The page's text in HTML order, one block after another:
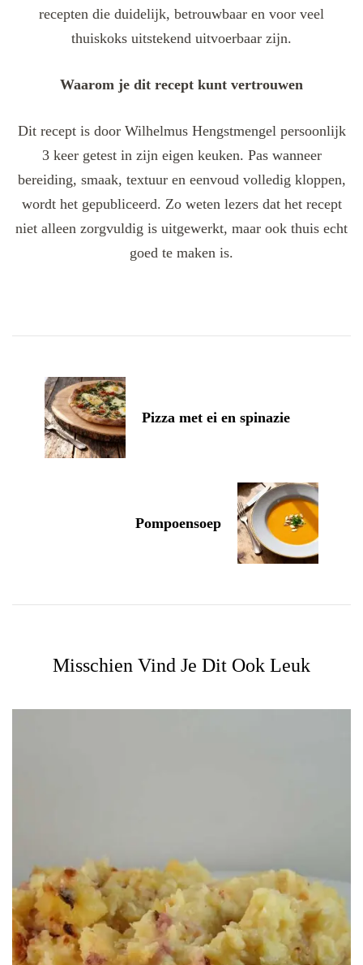
recepten die duidelijk, betrouwbaar en voor veel
thuiskoks uitstekend uitvoerbaar zijn.
Waarom je dit recept kunt vertrouwen
Dit recept is door Wilhelmus Hengstmengel persoonlijk
3 keer getest in zijn eigen keuken. Pas wanneer
bereiding, smaak, textuur en eenvoud volledig kloppen,
wordt het gepubliceerd. Zo weten lezers dat het recept
niet alleen zorgvuldig is uitgewerkt, maar ook thuis echt
goed te maken is.
Navigation
Pizza met ei en spinazie
Pompoensoep
Misschien Vind Je Dit Ook Leuk